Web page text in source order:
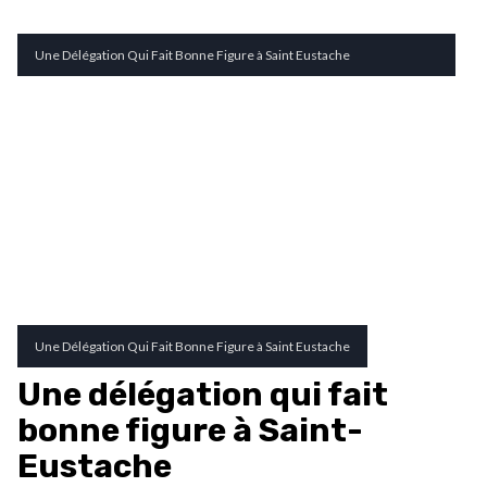
Une Délégation Qui Fait Bonne Figure à Saint Eustache
Une Délégation Qui Fait Bonne Figure à Saint Eustache
Une délégation qui fait
bonne figure à Saint-
Eustache